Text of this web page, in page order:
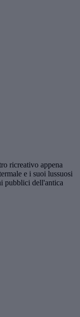
ricreativo appena
e i suoi lussuosi
pubblici dell'antica